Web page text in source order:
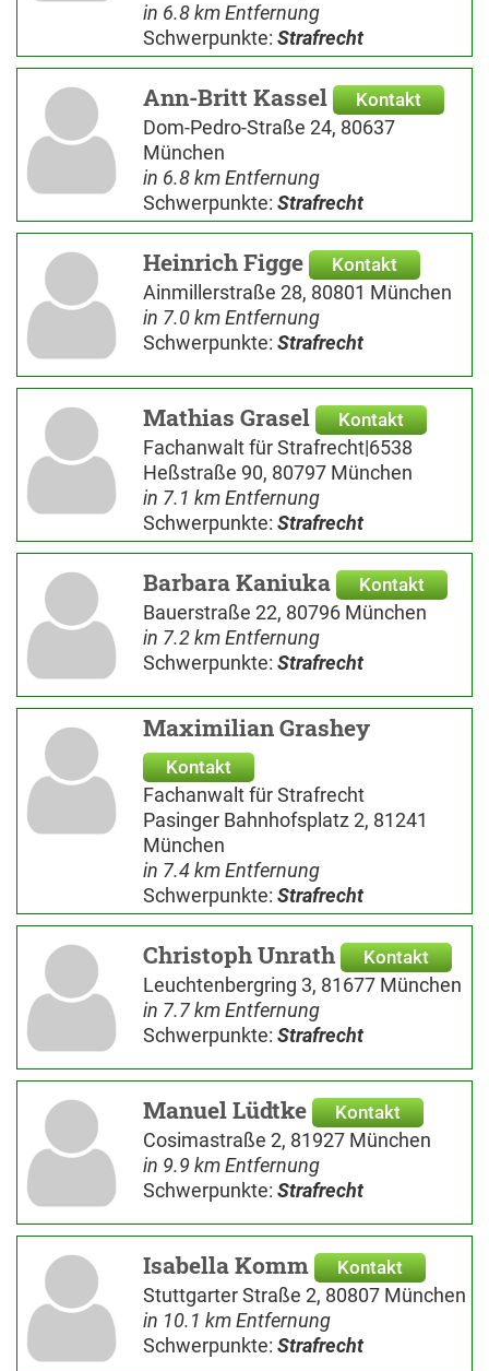
in 6.8 km Entfernung
Schwerpunkte: Strafrecht
Ann-Britt Kassel Kontakt
Dom-Pedro-Straße 24, 80637
München
in 6.8 km Entfernung
Schwerpunkte: Strafrecht
Heinrich Figge Kontakt
Ainmillerstraße 28, 80801 München
in 7.0 km Entfernung
Schwerpunkte: Strafrecht
Mathias Grasel Kontakt
Fachanwalt für Strafrecht|6538
Heßstraße 90, 80797 München
in 7.1 km Entfernung
Schwerpunkte: Strafrecht
Barbara Kaniuka Kontakt
Bauerstraße 22, 80796 München
in 7.2 km Entfernung
Schwerpunkte: Strafrecht
Maximilian Grashey
Kontakt
Fachanwalt für Strafrecht
Pasinger Bahnhofsplatz 2, 81241
München
in 7.4 km Entfernung
Schwerpunkte: Strafrecht
Christoph Unrath Kontakt
Leuchtenbergring 3, 81677 München
in 7.7 km Entfernung
Schwerpunkte: Strafrecht
Manuel Lüdtke Kontakt
Cosimastraße 2, 81927 München
in 9.9 km Entfernung
Schwerpunkte: Strafrecht
Isabella Komm Kontakt
Stuttgarter Straße 2, 80807 München
in 10.1 km Entfernung
Schwerpunkte: Strafrecht